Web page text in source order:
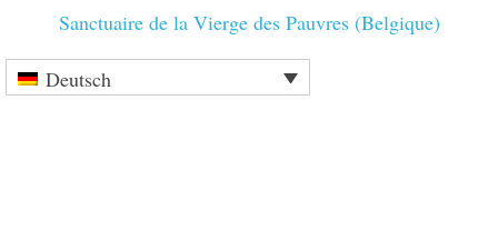
Sanctuaire de la Vierge des Pauvres (Belgique)
Deutsch